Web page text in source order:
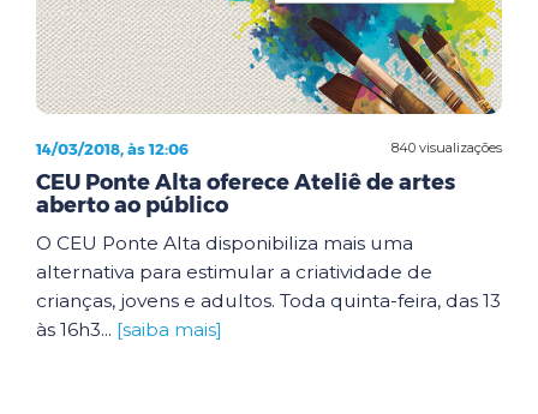
840 visualizações
14/03/2018, às 12:06
CEU Ponte Alta oferece Ateliê de artes
aberto ao público
O CEU Ponte Alta disponibiliza mais uma
alternativa para estimular a criatividade de
crianças, jovens e adultos. Toda quinta-feira, das 13
às 16h3... [saiba mais]